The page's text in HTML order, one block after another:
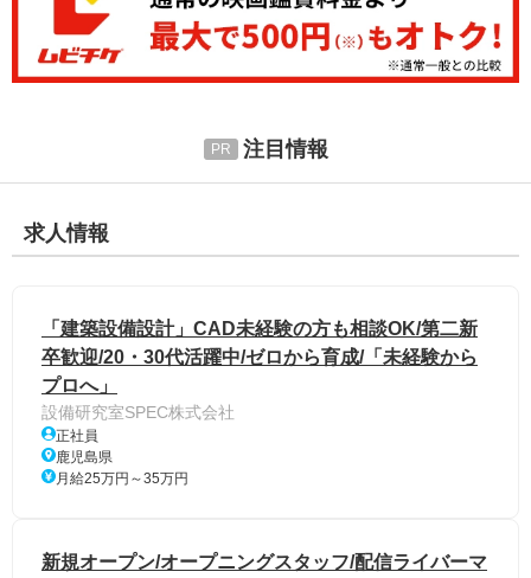
注目情報
求人情報
「建築設備設計」CAD未経験の方も相談OK/第二新
卒歓迎/20・30代活躍中/ゼロから育成/「未経験から
プロへ」
設備研究室SPEC株式会社
正社員
鹿児島県
月給25万円～35万円
新規オープン/オープニングスタッフ/配信ライバーマ